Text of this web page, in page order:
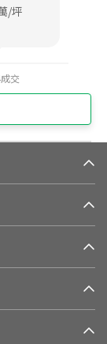
/坪
成交